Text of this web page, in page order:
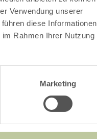
Verwendung unserer
diese Informationen
Rahmen Ihrer Nutzung
Marketing